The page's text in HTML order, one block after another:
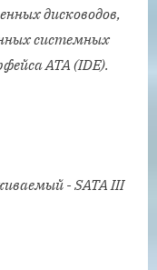
дисководов,
системных
АТА (IDE).